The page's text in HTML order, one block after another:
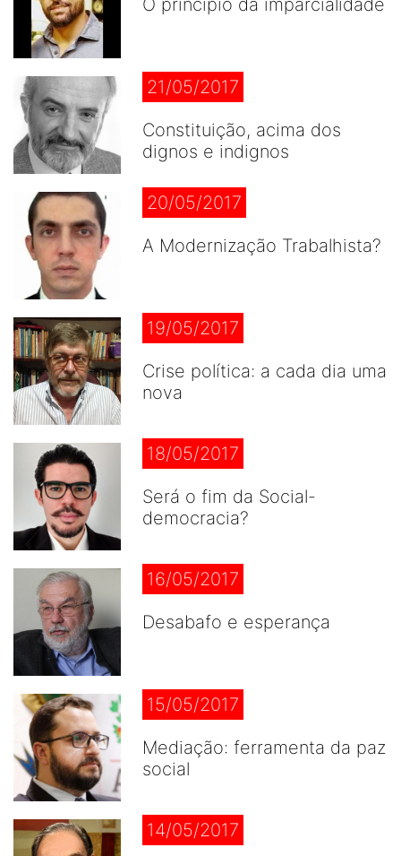
O princípio da imparcialidade
21/05/2017
Constituição, acima dos
dignos e indignos
20/05/2017
A Modernização Trabalhista?
19/05/2017
Crise política: a cada dia uma
nova
18/05/2017
Será o fim da Social-
democracia?
16/05/2017
Desabafo e esperança
15/05/2017
Mediação: ferramenta da paz
social
14/05/2017